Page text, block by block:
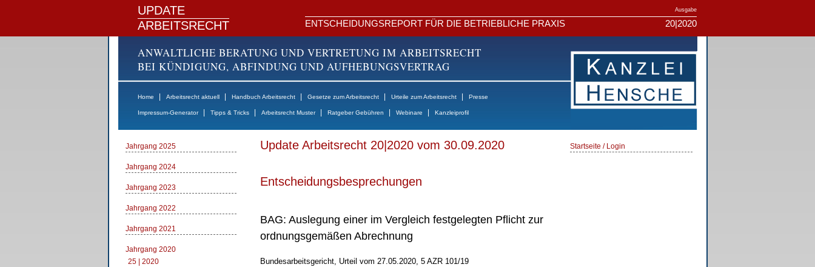
UPDATE
ARBEITSRECHT
Ausgabe
ENTSCHEIDUNGSREPORT FÜR DIE BETRIEBLICHE PRAXIS 20|2020
ANWALTLICHE BERATUNG UND VERTRETUNG IM ARBEITSRECHT
BEI KÜNDIGUNG, ABFINDUNG UND AUFHEBUNGSVERTRAG
Home Arbeitsrecht aktuell Handbuch Arbeitsrecht Gesetze zum Arbeitsrecht Urteile zum Arbeitsrecht Presse
Impressum-Generator Tipps & Tricks Arbeitsrecht Muster Ratgeber Gebühren Webinare Kanzleiprofil
Jahrgang 2025
Jahrgang 2024
Jahrgang 2023
Jahrgang 2022
Jahrgang 2021
Jahrgang 2020
25 | 2020
Update Arbeitsrecht 20|2020 vom 30.09.2020
Entscheidungsbesprechungen
BAG: Auslegung einer im Vergleich festgelegten Pflicht zur
ordnungsgemäßen Abrechnung
Bundesarbeitsgericht, Urteil vom 27.05.2020, 5 AZR 101/19
Startseite / Login